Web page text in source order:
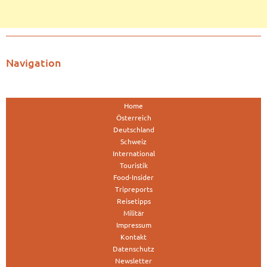
Navigation
Home
Österreich
Deutschland
Schweiz
International
Touristik
Food-Insider
Tripreports
Reisetipps
Militär
Impressum
Kontakt
Datenschutz
Newsletter